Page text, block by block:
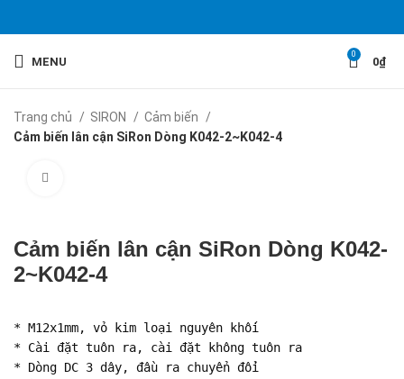
MENU
0
0₫
Trang chủ SIRON
Cảm biến
Cảm biến lân cận SiRon Dòng K042-2~K042-4
Cảm biến lân cận SiRon Dòng K042-
2~K042-4
* M12x1mm, vỏ kim loại nguyên khối
* Cài đặt tuôn ra, cài đặt không tuôn ra
* Dòng DC 3 dây, đầu ra chuyển đổi